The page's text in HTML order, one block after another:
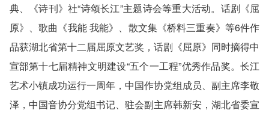
典、《诗刊》社“诗颂长江”主题诗会等重大活动。话剧《屈
原》、歌曲《我能 我能》、散文集《桥料三重奏》等6件作
品获湖北省第十二届屈原文艺奖，话剧《屈原》同时摘得中
宣部第十七届精神文明建设“五个一工程”优秀作品奖。长江
艺术小镇成功运行一周年，中国作协党组成员、副主席李敬
泽，中国音协分党组书记、驻会副主席韩新安，湖北省委宣